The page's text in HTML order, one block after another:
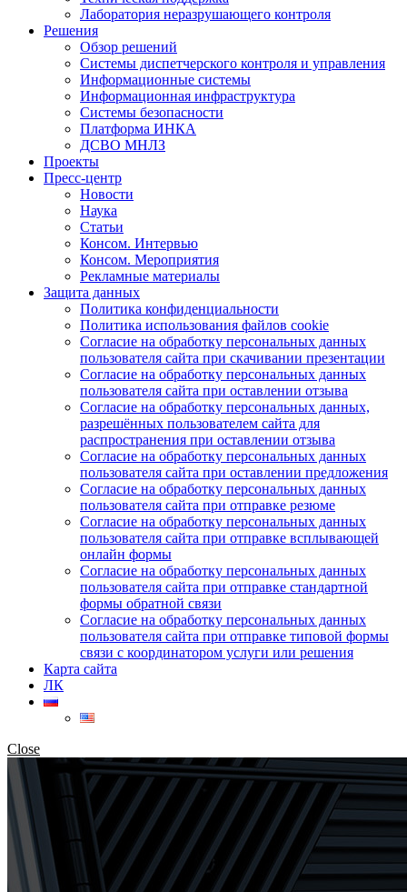
Лаборатория неразрушающего контроля
Решения
Обзор решений
Системы диспетчерского контроля и управления
Информационные системы
Информационная инфраструктура
Системы безопасности
Платформа ИНКА
ДСВО МНЛЗ
Проекты
Пресс-центр
Новости
Наука
Статьи
Консом. Интервью
Консом. Мероприятия
Рекламные материалы
Защита данных
Политика конфиденциальности
Политика использования файлов cookie
Согласие на обработку персональных данных
пользователя сайта при скачивании презентации
Согласие на обработку персональных данных
пользователя сайта при оставлении отзыва
Согласие на обработку персональных данных,
разрешённых пользователем сайта для
распространения при оставлении отзыва
Согласие на обработку персональных данных
пользователя сайта при оставлении предложения
Согласие на обработку персональных данных
пользователя сайта при отправке резюме
Согласие на обработку персональных данных
пользователя сайта при отправке всплывающей
онлайн формы
Согласие на обработку персональных данных
пользователя сайта при отправке стандартной
формы обратной связи
Согласие на обработку персональных данных
пользователя сайта при отправке типовой формы
связи с координатором услуги или решения
Карта сайта
ЛК
Close